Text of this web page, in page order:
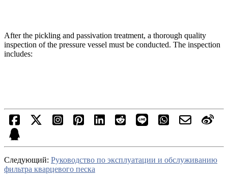
After the pickling and passivation treatment, a thorough quality
inspection of the pressure vessel must be conducted. The inspection
includes:
Cледующий: Руководство по эксплуатации и обслуживанию
фильтра кварцевого песка